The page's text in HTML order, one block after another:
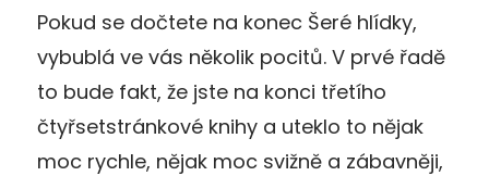
Pokud se dočtete na konec Šeré hlídky,
vybublá ve vás několik pocitů. V prvé řadě
to bude fakt, že jste na konci třetího
čtyřsetstránkové knihy a uteklo to nějak
moc rychle, nějak moc svižně a zábavněji,